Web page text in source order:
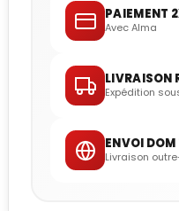
PAIEMENT
Avec Alma
LIVRAISON
Expédition
ENVOI
Livraison